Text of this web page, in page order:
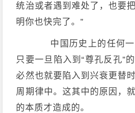
统治或者遇到难处了，也要
明你也快完了。”
中国历史上的任何一
只要一旦陷入到“尊孔反孔”
必然也就要陷入到兴衰更替
周期律中。这其中的原因，
的本质才造成的。